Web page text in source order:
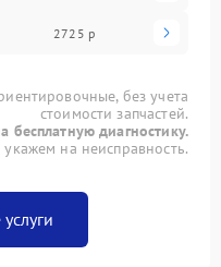
2725 р
без учета
стоимости запчастей.
бесплатную диагностику.
на неисправность.